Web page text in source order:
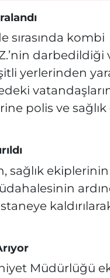
sırasında kombi
darbedildiği
yerlerinden
polis ve
sağlık
Müdürlüğü